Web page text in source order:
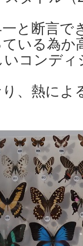
と断言で
いる為か
いコンデ
、熱によ